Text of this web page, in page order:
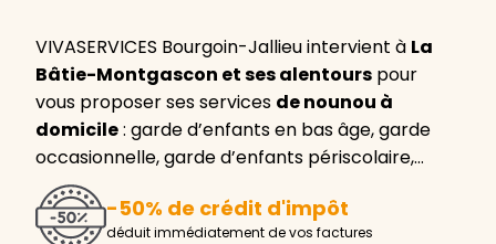
VIVASERVICES Bourgoin-Jallieu intervient à La
Bâtie-Montgascon et ses alentours pour
vous proposer ses services de nounou à
domicile: garde d’enfants en bas âge, garde
occasionnelle, garde d’enfants périscolaire,…
-50% de crédit d'impôt
déduit immédiatement de vos factures